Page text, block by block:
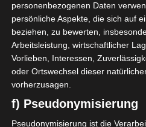
Unter diesen Bedingungen
Anpfiff der Saison 2026/2027
1 aufgenommen und
Spielzeit in der Ligue 2
Für die Nutzung von Google
Gordon House, Barrow
personenbezogenen Daten
persönliche Aspekte, die sich auf
beziehen, zu bewerten,
Arbeitsleistung, wirtschaftlicher
Vorlieben, Interessen,
oder Ortswechsel dieser
vorherzusagen.
f) Pseudonymisierung
Pseudonymisierung ist die